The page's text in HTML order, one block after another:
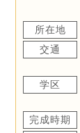
所在地
交通
学区
完成時期